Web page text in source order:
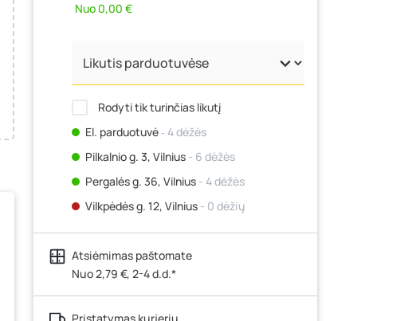
Nuo 0,00 €
Rodyti tik turinčias likutį
El. parduotuvė‐ 4 dėžės
Pilkalnio g. 3, Vilnius - 6 dėžės
Pergalės g. 36, Vilnius - 4 dėžės
Vilkpėdės g. 12, Vilnius - 0 dėžių
Ateities g. 15, Vilnius- 0 dėžių
Kauno r., Narsiečių k., Vytauto g. 183,
Kaunas- 7 dėžės
Šilutės pl. 83A, Klaipėda- 0 dėžių
Atsiėmimas paštomate
Nuo 2,79 €, 2-4 d.d.*